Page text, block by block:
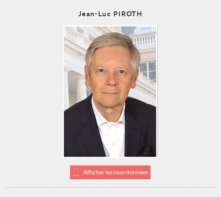
Jean-Luc PIROTH
Afficher les coordonnées